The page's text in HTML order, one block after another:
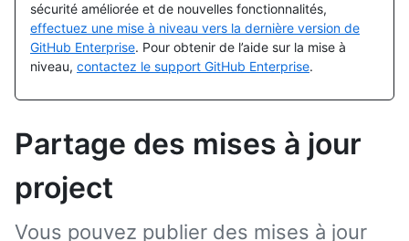
sécurité améliorée et de nouvelles fonctionnalités,
effectuez une mise à niveau vers la dernière version de
GitHub Enterprise. Pour obtenir de l’aide sur la mise à
niveau, contactez le support GitHub Enterprise.
Partage des mises à jour
project
Vous pouvez publier des mises à jour